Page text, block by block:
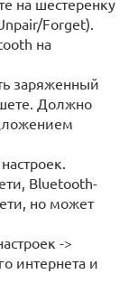
на шестеренку
Forget).
на
заряженный
Должно
Bluetooth-
но может
->
интернета и